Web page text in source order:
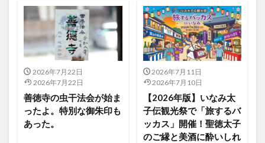
2026年7月22日
2026年7月22日
善徳寺の虫干法会が始ま
ったよ。特別な御朱印も
あった。
2026年7月11日
2026年7月10日
【2026年版】いなみ太
子伝観光祭で「旅するバ
ッカス」開催！聖徳太子
のご縁と美酒に酔いしれ